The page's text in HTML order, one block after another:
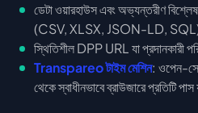
ডেটা ওয়ারহাউস এবং অভ্যন্তরীণ
(CSV, XLSX, JSON-LD,
স্থিতিশীল DPP URL যা প্রদানকারী
Transpareo টাইম মেশিন: ওপেন-
থেকে স্বাধীনভাবে ব্রাউজারে প্রতিটি পাস